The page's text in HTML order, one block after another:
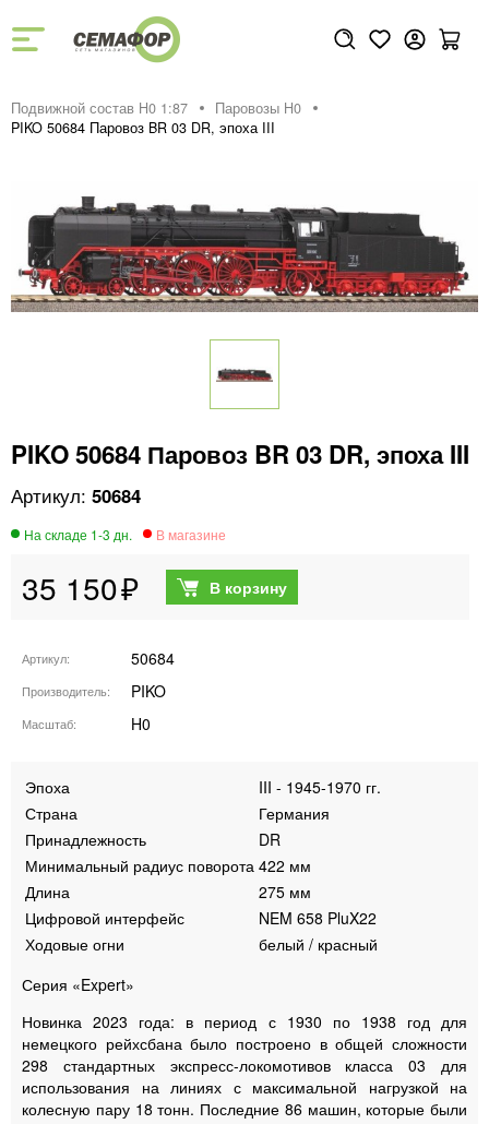
Подвижной состав H0 1:87
Паровозы H0
PIKO 50684 Паровоз BR 03 DR, эпоха III
PIKO 50684 Паровоз BR 03 DR, эпоха III
50684
35 150
Артикул 50684
Производитель PIKO
Масштаб H0
Эпоха
III - 1945-1970 гг.
Страна
Германия
Принадлежность
DR
Минимальный радиус поворота 422 мм
Длина
275 мм
Цифровой интерфейс
NEM 658 PluX22
Ходовые огни
белый / красный
Серия «Expert»
Новинка 2023 года: в период с 1930 по 1938 год для
немецкого рейхсбана было построено в общей сложности
298 стандартных экспресс-локомотивов класса 03 для
использования на линиях с максимальной нагрузкой на
колесную пару 18 тонн. Последние 86 машин, которые были